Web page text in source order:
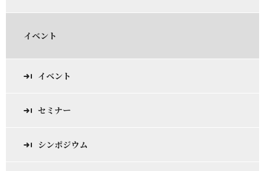
イベント
イベント
セミナー
シンポジウム